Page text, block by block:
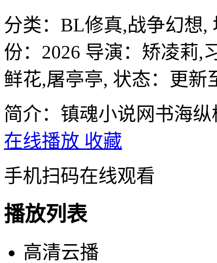
分类： BL修真,战争幻想,
份： 2026 导演： 矫凌莉,
鲜花,屠亭亭, 状态：更新
简介：镇魂小说网书海
在线播放 收藏
手机扫码在线观看
播放列表
高清云播